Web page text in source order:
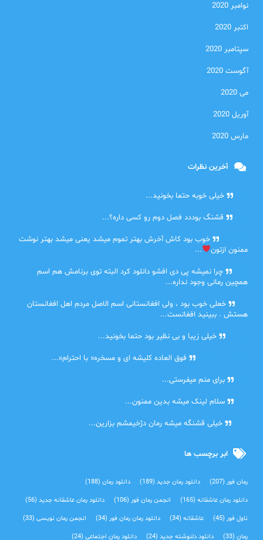
نوامبر 2020
اکتبر 2020
سپتامبر 2020
آگوست 2020
می 2020
آوریل 2020
مارس 2020
آخرین نظرات
خیلی خوبه حتما بخونید...
قشنگ بوددد فصل دوم رو کسی داره؟...
خوب بود کاش آخرش بهتر تموم میشد یعنی میشد بهتر نوشت
ممنون ازتون
...
چرا نمیشه پی دی افشو دانلود کرد البته توی برنامش هم اسم
همچین رمانی وجود نداره...
خعلی خوب بود ، ولی افغانستانی اسم الاصل مردم اهل افغانستان
هستش . ببینید افغانست...
خیلی زیبا و بی نظیر بود حتما بخونید...
فوق العاده کلیشه ای و مسخره« با احترام»...
برای منم میفرستی...
سلام لینک میشه بدین ممنون...
خیلی قشنگه میشه رمان دژخیمشم بزارین...
ابر برچسب ها
رمان فور(207) دانلود رمان جدید(189) دانلود رمان(188)
دانلود رمان عاشقانه(165) انجمن رمان فور(106) دانلود رمان عاشقانه جدید(56)
ناول فور(45) عاشقانه(34) دانلود رمان رمان فور(34) انجمن رمان نویسی(33)
رمان(33) دانلود دلنوشته جدید(24) دانلود رمان اجتماعی‌(24)